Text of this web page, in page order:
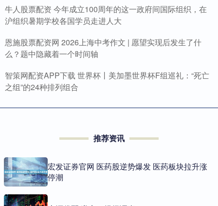
牛人股票配资 今年成立100周年的这一政府间国际组织，在
沪组织暑期学校各国学员走进人大
恩施股票配资网 2026上海中考作文 | 愿望实现后发生了什
么？题中隐藏着一个时间轴
智策网配资APP下载 世界杯丨美加墨世界杯F组巡礼：“死亡
之组”的24种排列组合
推荐资讯
宏发证券官网 医药股逆势爆发 医药板块拉升涨
停潮